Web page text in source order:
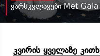
ვარსკვლავები Met
კვირის ყველაზე